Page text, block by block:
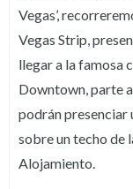
Vegas’,
Vegas Strip,
llegar a la famosa
Downtown, parte
podrán presenciar
sobre un techo de
Alojamiento.